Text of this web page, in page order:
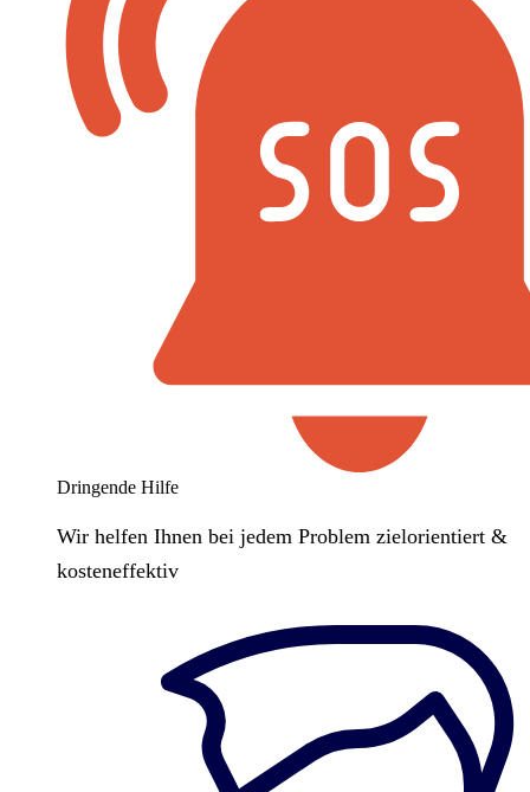
Dringende Hilfe
Wir helfen Ihnen bei jedem Problem zielorientiert &
kosteneffektiv